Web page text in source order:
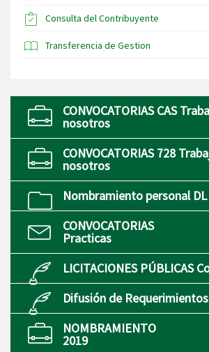
Consulta del Contribuyente
Transferencia de Gestion
CONVOCATORIAS CAS
nosotros
CONVOCATORIAS 728
nosotros
Nombramiento personal DL
CONVOCATORIAS
Practicas
LICITACIONES PÚBLICAS
Difusión de Requerimientos
NOMBRAMIENTO
2019